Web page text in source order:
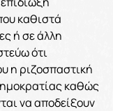
καθιστά
ή σε άλλη
ότι
η ριζοσπαστική
καθώς
να αποδείξουν